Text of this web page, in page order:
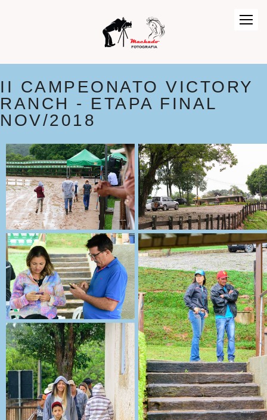
II CAMPEONATO VICTORY
RANCH - ETAPA FINAL
NOV/2018